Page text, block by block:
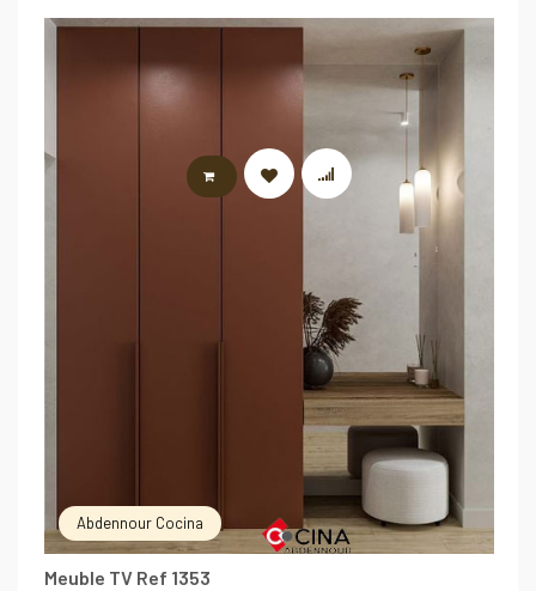
Abdennour Cocina
Meuble TV Ref 1353
LIRE LA SUITE